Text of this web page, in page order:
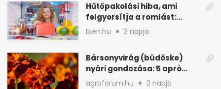
Hűtőpakolási hiba, ami
felgyorsítja a romlást:
zónákra figyelj
bien.hu 3 napja
Bársonyvirág (büdöske)
nyári gondozása: 5 apró
lépés a dús virágzásért
agroforum.hu 3 napja